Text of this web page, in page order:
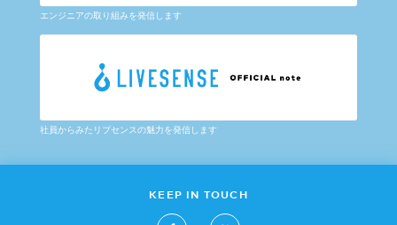
エンジニアの取り組みを発信します
社員からみたリブセンスの魅力を発信します
KEEP IN TOUCH